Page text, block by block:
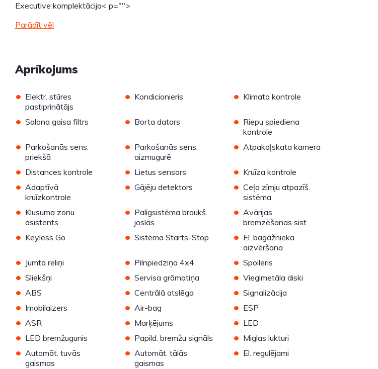
Executive komplektācija< p="">
Parādīt vēl
Aprīkojums
• Elektr. stūres
pastiprinātājs
• Kondicionieris • Klimata kontrole
• Salona gaisa filtrs • Borta dators • Riepu spiediena
kontrole
• Parkošanās sens.
priekšā
• Parkošanās sens.
aizmugurē
• Atpakaļskata kamera
• Distances kontrole • Lietus sensors • Kruīza kontrole
• Adaptīvā
kruīzkontrole
• Gājēju detektors • Ceļa zīmju atpazīš.
sistēma
• Klusuma zonu
asistents
• Palīgsistēma braukš.
joslās
• Avārijas
bremzēšanas sist.
• Keyless Go • Sistēma Starts-Stop • El. bagāžnieka
aizvēršana
• Jumta reliņi • Pilnpiedziņa 4x4 • Spoileris
• Sliekšņi • Servisa grāmatiņa • Vieglmetāla diski
• ABS • Centrālā atslēga • Signalizācija
• Imobilaizers • Air-bag • ESP
• ASR • Marķējums • LED
• LED bremžugunis • Papild. bremžu signāls • Miglas lukturi
• Automāt. tuvās
gaismas
• Automāt. tālās
gaismas
• El. regulējami